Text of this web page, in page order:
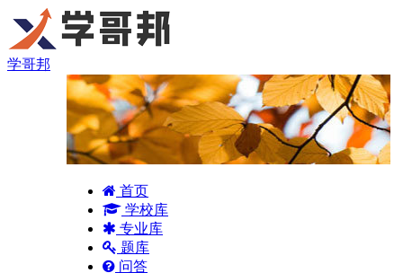
学哥邦
首页
学校库
专业库
题库
问答